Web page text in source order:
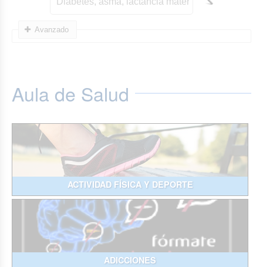
Avanzado
Aula de Salud
ACTIVIDAD FÍSICA Y DEPORTE
ADICCIONES